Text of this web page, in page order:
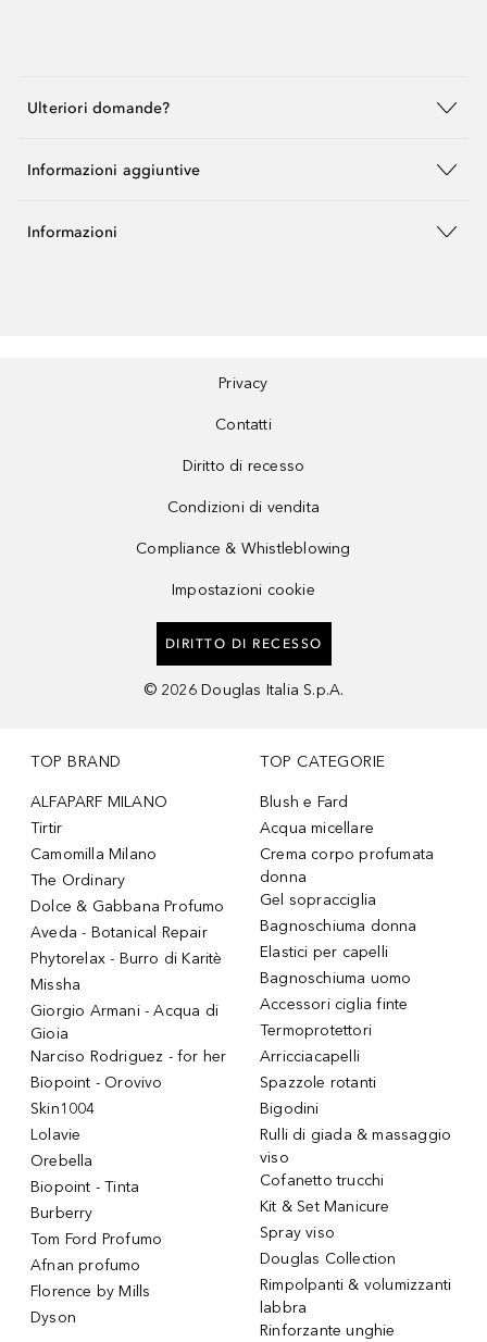
Ulteriori domande?
Informazioni aggiuntive
Informazioni
Privacy
Contatti
Diritto di recesso
Condizioni di vendita
Compliance & Whistleblowing
Impostazioni cookie
DIRITTO DI RECESSO
© 2026 Douglas Italia S.p.A.
TOP BRAND
ALFAPARF MILANO
Tirtir
Camomilla Milano
The Ordinary
Dolce & Gabbana Profumo
Aveda - Botanical Repair
Phytorelax - Burro di Karitè
Missha
Giorgio Armani - Acqua di
Gioia
Narciso Rodriguez - for her
Biopoint - Orovivo
Skin1004
Lolavie
Orebella
Biopoint - Tinta
Burberry
Tom Ford Profumo
Afnan profumo
Florence by Mills
Dyson
TOP CATEGORIE
Blush e Fard
Acqua micellare
Crema corpo profumata
donna
Gel sopracciglia
Bagnoschiuma donna
Elastici per capelli
Bagnoschiuma uomo
Accessori ciglia finte
Termoprotettori
Arricciacapelli
Spazzole rotanti
Bigodini
Rulli di giada & massaggio
viso
Cofanetto trucchi
Kit & Set Manicure
Spray viso
Douglas Collection
Rimpolpanti & volumizzanti
labbra
Rinforzante unghie